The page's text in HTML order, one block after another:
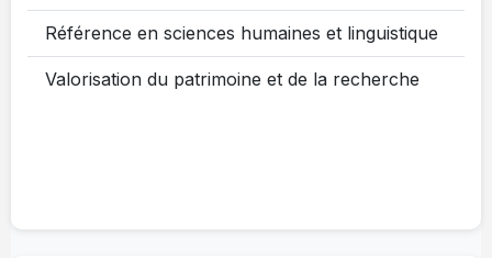
Référence en sciences humaines et linguistique
Valorisation du patrimoine et de la recherche